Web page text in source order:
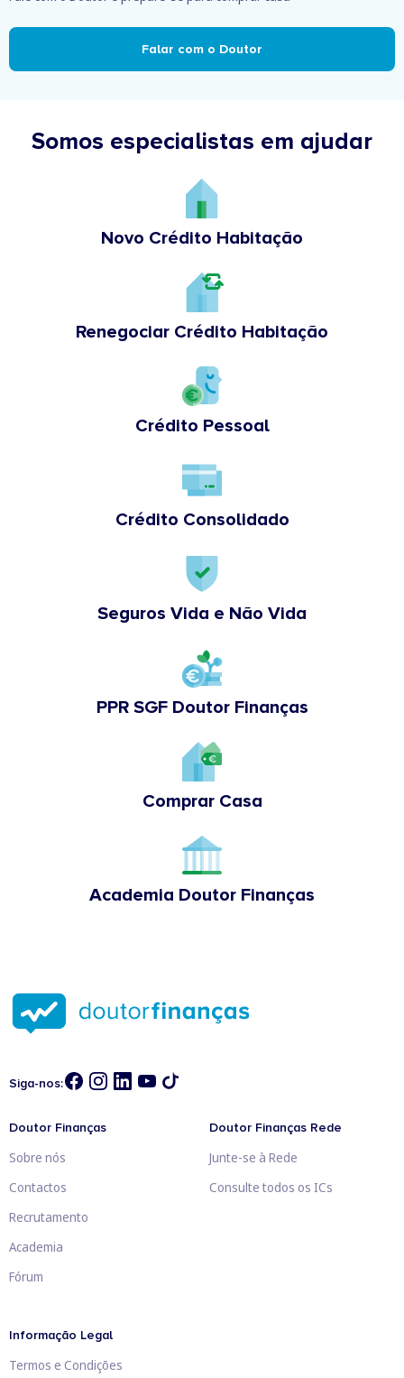
Falar com o Doutor
Somos especialistas em ajudar
Novo Crédito Habitação
Renegociar Crédito Habitação
Crédito Pessoal
Crédito Consolidado
Seguros Vida e Não Vida
PPR SGF Doutor Finanças
Comprar Casa
Academia Doutor Finanças
Siga-nos:
Doutor Finanças
Sobre nós
Contactos
Recrutamento
Academia
Fórum
Doutor Finanças Rede
Junte-se à Rede
Consulte todos os ICs
Informação Legal
Termos e Condições